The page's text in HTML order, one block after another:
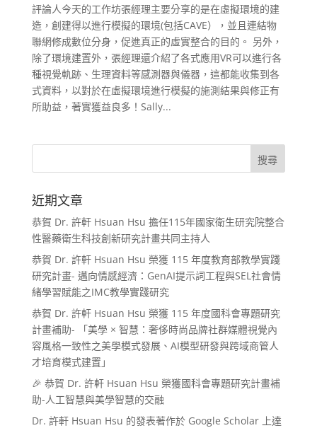
評論人今天的工作坊張經理主要分享的是在虛擬環境的建
造，創建得以進行模擬的環境(包括CAVE），並且連結物
聯網修成數位分身，促進真正的虛實整合的目的。 另外，
除了環境建置外，張經理還介紹了各式應用VR可以進行各
種視覺軌跡、生理資料等感測器與儀器，這都能收集到各
式資料，以對於在虛擬環境進行模擬的施測結果與修正有
所助益，著實獲益良多！Sally...
近期文章
恭賀 Dr. 許軒 Hsuan Hsu 擔任115年國家衛生研究院整合
性醫藥衛生科技創新研究計畫共同主持人
恭賀 Dr. 許軒 Hsuan Hsu 榮獲 115 年度教育部教學實踐
研究計畫- 邁向情感經濟：GenAI提示詞工程與SEL社會情
緒學習賦能之IMC教學實踐研究
恭賀 Dr. 許軒 Hsuan Hsu 榮獲 115 年度國科會專題研究
計畫補助- 「美學 × 智慧：奢侈時尚品牌社群媒體視覺內
容風格一致性之美學模式發展、AI模型研發與跨域商管人
才培育模式建置」
🎉 恭賀 Dr. 許軒 Hsuan Hsu 榮獲國科會專題研究計畫補
助-人工智慧與美學智慧的交融
Dr. 許軒 Hsuan Hsu 的發表著作於 Google Scholar 上達